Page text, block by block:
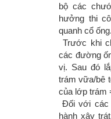
bộ các
hưởng thi
quanh cổ ống.
Trước khi
các đường
vị. Sau đó
trám vữa/bê
của lớp trám
Đối với các
hành xây